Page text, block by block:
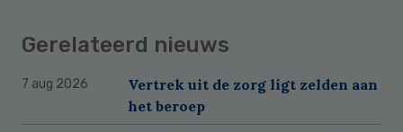
Gerelateerd nieuws
7 aug 2026
Vertrek uit de zorg ligt zelden aan
het beroep